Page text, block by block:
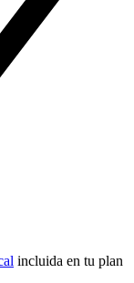
incluida en tu plan